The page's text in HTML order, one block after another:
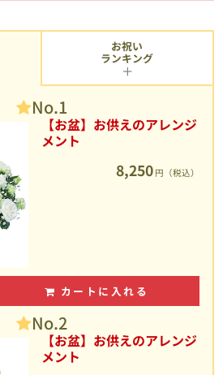
No.1
【お盆】お供えのアレンジ
メント
8,250 円（税込）
カートに入れる
No.2
【お盆】お供えのアレンジ
メント
お祝い
ランキング